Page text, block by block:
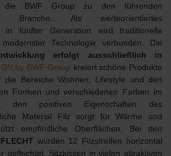
BWF Group zu den führenden
Branche. Als werteorientiertes
in fünfter Generation wird traditionelle
Technologie verbunden. Die
erfolgt ausschließlich in
by BWF Group kreiert schöne Produkte
die Bereiche Wohnen, Lifestyle und den
Formen und verschiedenen Farben im
den positiven Eigenschaften des
Material Filz sorgt für Wärme und
empfindliche Oberflächen. Bei den
wurden 12 Filzstreifen horizontal
geflechtet. Sitzkissen in vielen attraktiven